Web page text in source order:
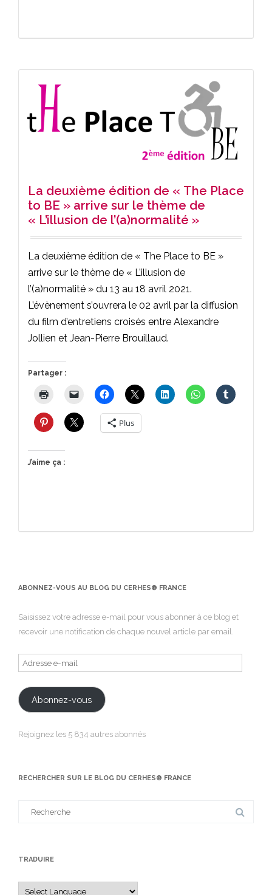
La deuxième édition de « The Place
to BE » arrive sur le thème de
« L’illusion de l’(a)normalité »
La deuxième édition de « The Place to BE »
arrive sur le thème de « L’illusion de
l’(a)normalité » du 13 au 18 avril 2021.
L’évènement s’ouvrera le 02 avril par la diffusion
du film d’entretiens croisés entre Alexandre
Jollien et Jean-Pierre Brouillaud.
Partager :
Plus
J’aime ça :
ABONNEZ-VOUS AU BLOG DU CERHES® FRANCE
Saisissez votre adresse e-mail pour vous abonner à ce blog et
recevoir une notification de chaque nouvel article par email.
Adresse
e-
mail
Abonnez-vous
Rejoignez les 5 834 autres abonnés
RECHERCHER SUR LE BLOG DU CERHES® FRANCE
TRADUIRE